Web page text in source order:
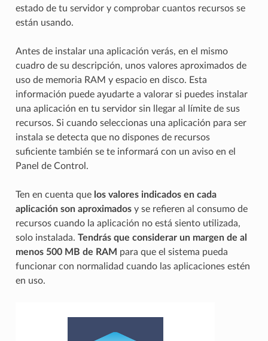
estado de tu servidor y comprobar cuantos recursos se
están usando.
Antes de instalar una aplicación verás, en el mismo
cuadro de su descripción, unos valores aproximados de
uso de memoria RAM y espacio en disco. Esta
información puede ayudarte a valorar si puedes instalar
una aplicación en tu servidor sin llegar al límite de sus
recursos. Si cuando seleccionas una aplicación para ser
instala se detecta que no dispones de recursos
suficiente también se te informará con un aviso en el
Panel de Control.
Ten en cuenta que los valores indicados en cada
aplicación son aproximadosy se refieren al consumo de
recursos cuando la aplicación no está siento utilizada,
solo instalada. Tendrás que considerar un margen de al
menos 500 MB de RAM para que el sistema pueda
funcionar con normalidad cuando las aplicaciones estén
en uso.